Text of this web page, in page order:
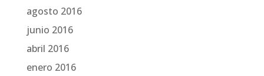
agosto 2016
junio 2016
abril 2016
enero 2016